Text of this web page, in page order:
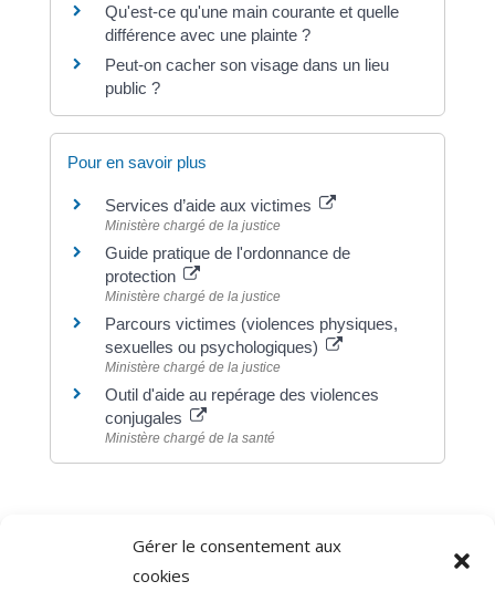
Gérer le consentement aux
cookies
Qu'est-ce qu'une main courante et quelle
différence avec une plainte ?
Peut-on cacher son visage dans un lieu
public ?
Pour en savoir plus
Services d’aide aux victimes
Ministère chargé de la justice
Guide pratique de l'ordonnance de
protection
Ministère chargé de la justice
Parcours victimes (violences physiques,
sexuelles ou psychologiques)
Ministère chargé de la justice
Outil d'aide au repérage des violences
conjugales
Ministère chargé de la santé
Direction de l'information légale et administrative
comarquage developpé par